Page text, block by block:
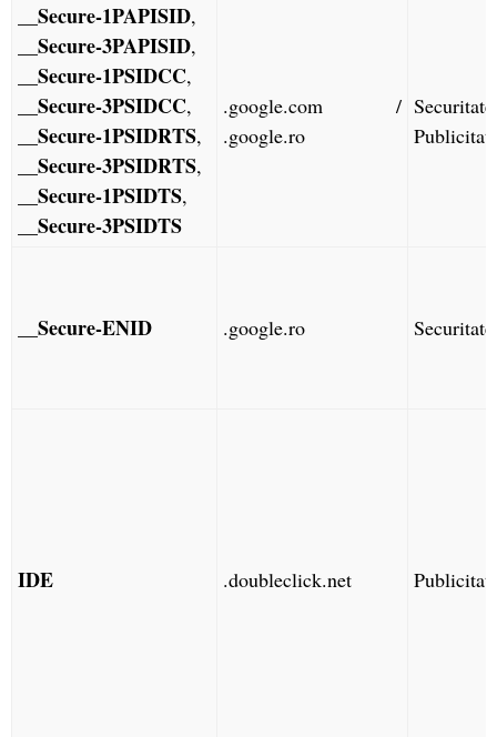
__Secure-1PAPISID,
__Secure-3PAPISID,
__Secure-1PSIDCC,
__Secure-3PSIDCC,
__Secure-1PSIDRTS,
__Secure-3PSIDRTS,
__Secure-1PSIDTS,
__Secure-3PSIDTS
.google.com /
.google.ro
__Secure-ENID .google.ro Securitate
IDE .doubleclick.net